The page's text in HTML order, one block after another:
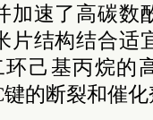
加速了高碳数
片结构结合适
己基丙烷的
的断裂和催